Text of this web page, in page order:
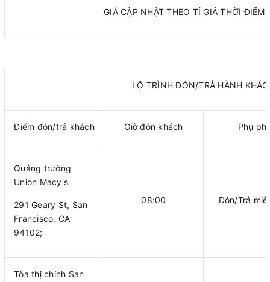
GIÁ CẬP NHẬT THEO TỈ GIÁ THỜI ĐIỂM
LỘ TRÌNH ĐÓN/TRẢ HÀNH
Điểm đón/trả khách Giờ đón khách Phụ phí
Quảng trường
Union Macy's
291 Geary St, San
Francisco, CA
94102;
08:00 Đón/Trả
Tòa thị chính San